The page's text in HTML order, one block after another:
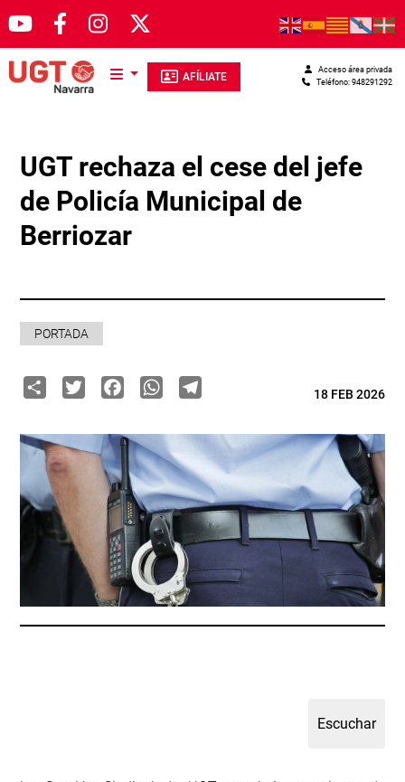
Pasar al contenido principal
AFÍLIATE Teléfono: 948291292
Acceso área privada
UGT rechaza el cese del jefe
de Policía Municipal de
Berriozar
PORTADA
ShareTwitterFacebook
WhatsApp
Telegram18 FEB 2026